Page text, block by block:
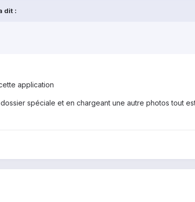
dit :
application
spéciale et en chargeant une autre photos tout